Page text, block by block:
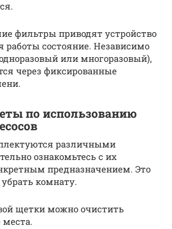
фильтры приводят устройство
работы состояние. Независимо
или многоразовый),
через фиксированные
по использованию
различными
ознакомьтесь с их
предназначением. Это
комнату.
щетки можно очистить